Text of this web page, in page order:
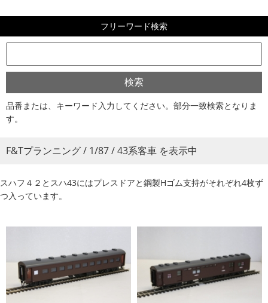
フリーワード検索
品番または、キーワード入力してください。部分一致検索となりま
す。
F&Tプランニング / 1/87 / 43系客車 を表示中
スハフ４２とスハ43にはプレスドアと鋼製Hゴム支持がそれぞれ4枚ず
つ入っています。